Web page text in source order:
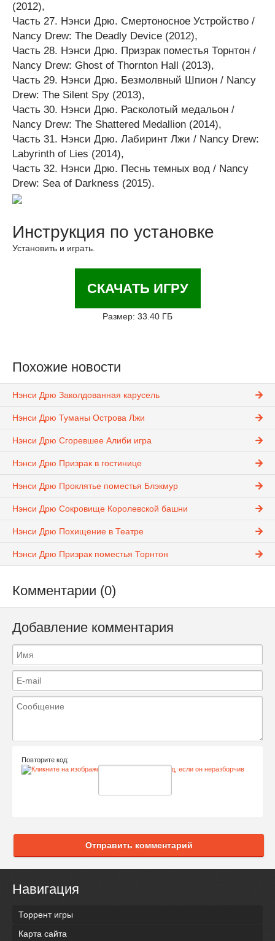
(2012),
Часть 27. Нэнси Дрю. Смертоносное Устройство /
Nancy Drew: The Deadly Device (2012),
Часть 28. Нэнси Дрю. Призрак поместья Торнтон /
Nancy Drew: Ghost of Thornton Hall (2013),
Часть 29. Нэнси Дрю. Безмолвный Шпион / Nancy
Drew: The Silent Spy (2013),
Часть 30. Нэнси Дрю. Расколотый медальон /
Nancy Drew: The Shattered Medallion (2014),
Часть 31. Нэнси Дрю. Лабиринт Лжи / Nancy Drew:
Labyrinth of Lies (2014),
Часть 32. Нэнси Дрю. Песнь темных вод / Nancy
Drew: Sea of Darkness (2015).
Инструкция по установке
Установить и играть.
СКАЧАТЬ ИГРУ
Размер: 33.40 ГБ
Похожие новости
Нэнси Дрю Заколдованная карусель
Нэнси Дрю Туманы Острова Лжи
Нэнси Дрю Сгоревшее Алиби игра
Нэнси Дрю Призрак в гостинице
Нэнси Дрю Проклятье поместья Блэкмур
Нэнси Дрю Сокровище Королевской башни
Нэнси Дрю Похищение в Театре
Нэнси Дрю Призрак поместья Торнтон
Комментарии (0)
Добавление комментария
Повторите код:
Отправить комментарий
Навигация
Торрент игры
Карта сайта